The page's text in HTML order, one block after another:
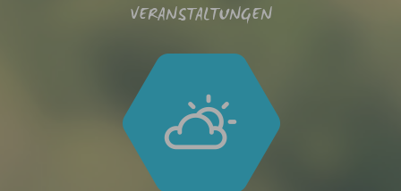
VERANSTALTUNGEN